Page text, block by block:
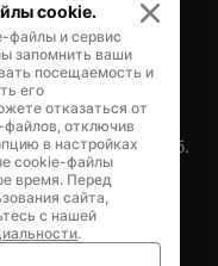
политики Ямало-
Кнунянца, д.1, каб.
cookie.
файлы и сервис
запомнить ваши
посещаемость и
его
отказаться от
файлов, отключив
в настройках
cookie-файлы
время. Перед
сайта,
с нашей
.